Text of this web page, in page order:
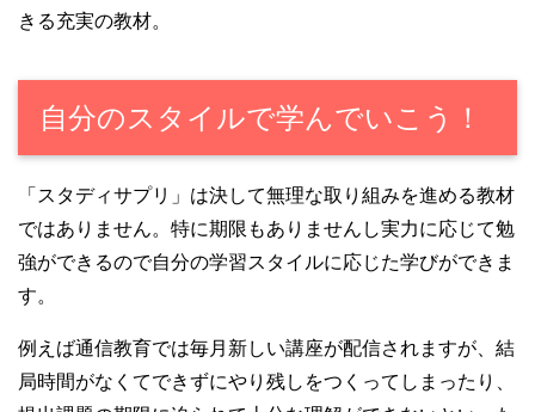
きる充実の教材。
自分のスタイルで学んでいこう！
「スタディサプリ」は決して無理な取り組みを進める教材
ではありません。特に期限もありませんし実力に応じて勉
強ができるので自分の学習スタイルに応じた学びができま
す。
例えば通信教育では毎月新しい講座が配信されますが、結
局時間がなくてできずにやり残しをつくってしまったり、